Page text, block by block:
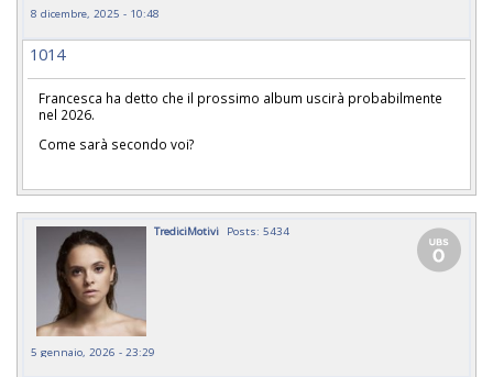
8 dicembre, 2025 - 10:48
1014
Francesca ha detto che il prossimo album uscirà probabilmente
nel 2026.
Come sarà secondo voi?
TrediciMotivi Posts: 5434
5 gennaio, 2026 - 23:29